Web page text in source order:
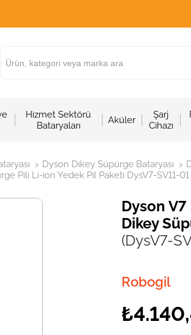
Hizmet Sektörü
Bataryaları
Aküler
Şarj
Cihazı
> Dyson Dikey Süpürge Bataryası >
Pili Li-ion Yedek Pil Paketi DysV7-SV11-01
Dyson
Dikey
(DysV7-
Robogil